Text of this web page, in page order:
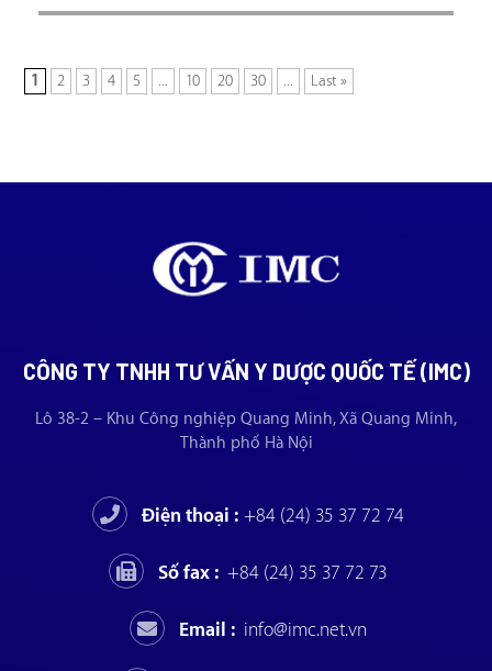
1 2 3 4 5 ... 10 20 30 ... Last »
CÔNG TY TNHH TƯ VẤN Y DƯỢC QUỐC TẾ (IMC)
Lô 38-2 – Khu Công nghiệp Quang Minh, Xã Quang Minh,
Thành phố Hà Nội
Điện thoại : +84 (24) 35 37 72 74
Số fax : +84 (24) 35 37 72 73
Email : info@imc.net.vn